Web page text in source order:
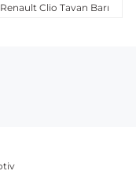
Renault Clio Tavan Barı